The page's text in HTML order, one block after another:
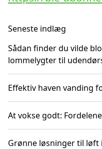
Seneste indlæg
Sådan finder du vilde
lommelygter til
Effektiv haven vanding
At vokse godt:
Grønne løsninger til